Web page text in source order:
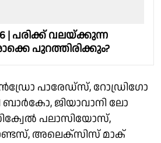
| പരിക്ക് വലയ്ക്കുന്ന
പുറത്തിരിക്കും?
പാരേഡ്‌സ്, റോഡ്രിഗോ
ബാര്‍കോ, ജിയാവാനി ലോ
പലാസിയോസ്,
അലെക്‌സിസ് മാക്